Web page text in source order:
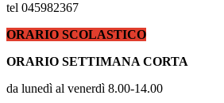
tel 045982367
ORARIO SCOLASTICO
ORARIO SETTIMANA CORTA
da lunedì al venerdì 8.00-14.00